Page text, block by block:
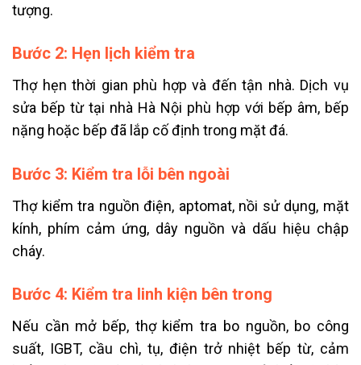
tượng.
Bước 2: Hẹn lịch kiểm tra
Thợ hẹn thời gian phù hợp và đến tận nhà. Dịch vụ
sửa bếp từ tại nhà Hà Nội phù hợp với bếp âm, bếp
nặng hoặc bếp đã lắp cố định trong mặt đá.
Bước 3: Kiểm tra lỗi bên ngoài
Thợ kiểm tra nguồn điện, aptomat, nồi sử dụng, mặt
kính, phím cảm ứng, dây nguồn và dấu hiệu chập
cháy.
Bước 4: Kiểm tra linh kiện bên trong
Nếu cần mở bếp, thợ kiểm tra bo nguồn, bo công
suất, IGBT, cầu chì, tụ, điện trở nhiệt bếp từ, cảm